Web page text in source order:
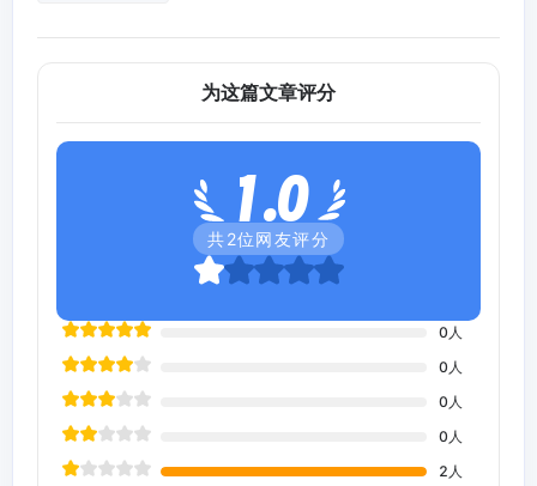
为这篇文章评分
1.0
共2位网友评分
0 人
0 人
0 人
0 人
2 人